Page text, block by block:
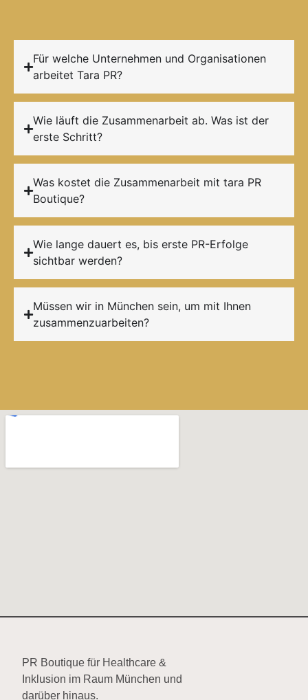
Für welche Unternehmen und Organisationen
arbeitet Tara PR?
Wie läuft die Zusammenarbeit ab. Was ist der
erste Schritt?
Was kostet die Zusammenarbeit mit tara PR
Boutique?
Wie lange dauert es, bis erste PR-Erfolge
sichtbar werden?
Müssen wir in München sein, um mit Ihnen
zusammenzuarbeiten?
PR Boutique für Healthcare &
Inklusion im Raum München und
darüber hinaus.